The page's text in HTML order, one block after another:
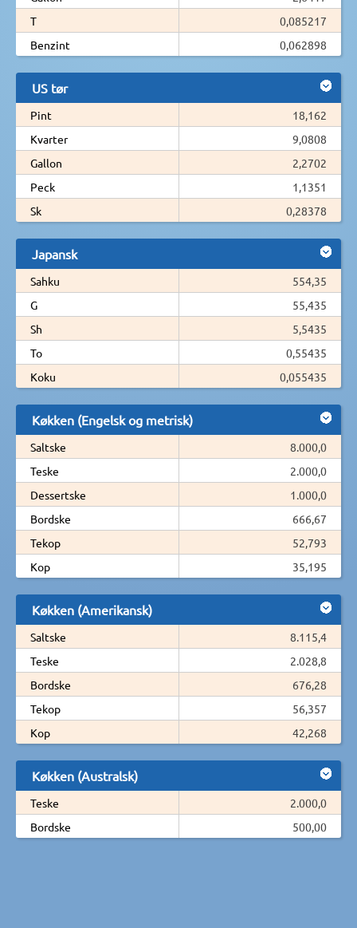
T
0,085217
Benzint
0,062898
US tør
Pint
18,162
Kvarter
9,0808
Gallon
2,2702
Peck
1,1351
Sk
0,28378
Japansk
Sahku
554,35
G
55,435
Sh
5,5435
To
0,55435
Koku
0,055435
Køkken (Engelsk og metrisk)
Saltske
8.000,0
Teske
2.000,0
Dessertske
1.000,0
Bordske
666,67
Tekop
52,793
Kop
35,195
Køkken (Amerikansk)
Saltske
8.115,4
Teske
2.028,8
Bordske
676,28
Tekop
56,357
Kop
42,268
Køkken (Australsk)
Teske
2.000,0
Bordske
500,00